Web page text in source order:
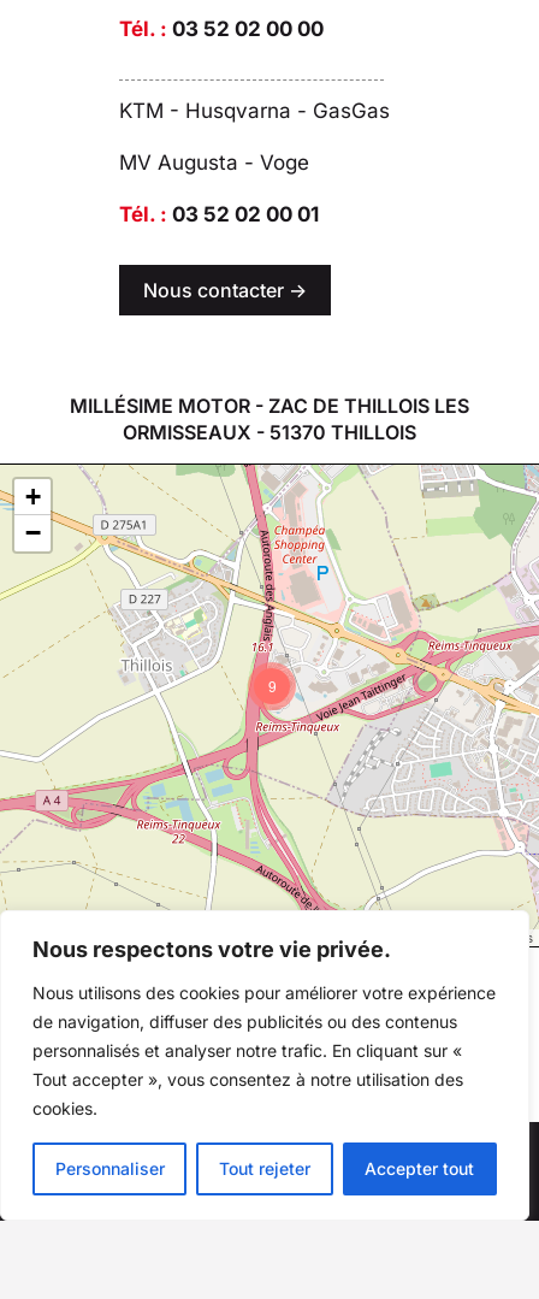
Nous respectons votre vie privée.
Nous utilisons des cookies pour améliorer votre expérience
de navigation, diffuser des publicités ou des contenus
personnalisés et analyser notre trafic. En cliquant sur «
Tout accepter », vous consentez à notre utilisation des
cookies.
Personnaliser Tout rejeter Accepter tout
Tél. : 03 52 02 00 00
KTM - Husqvarna - GasGas
MV Augusta - Voge
Tél. : 03 52 02 00 01
Nous contacter ->
MILLÉSIME MOTOR - ZAC DE THILLOIS LES
ORMISSEAUX - 51370 THILLOIS
9
+
−
© contributors
Au quotidien, prenez les transports en commun
#SeDéplacerMoinsPolluer